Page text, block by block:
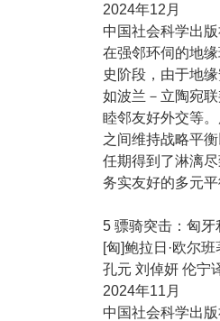
2024年12月
中国社会科学出
在强邻环伺的地
史阶段，由于地
如波兰－立陶宛
睦邻友好外交等
之间维持战略平
任期得到了淋漓
务实友好的多元
5 骠骑突击：匈牙
[匈]鲍拉日·欧尔班
孔元 刘倬妍 伦宁
2024年11月
中国社会科学出